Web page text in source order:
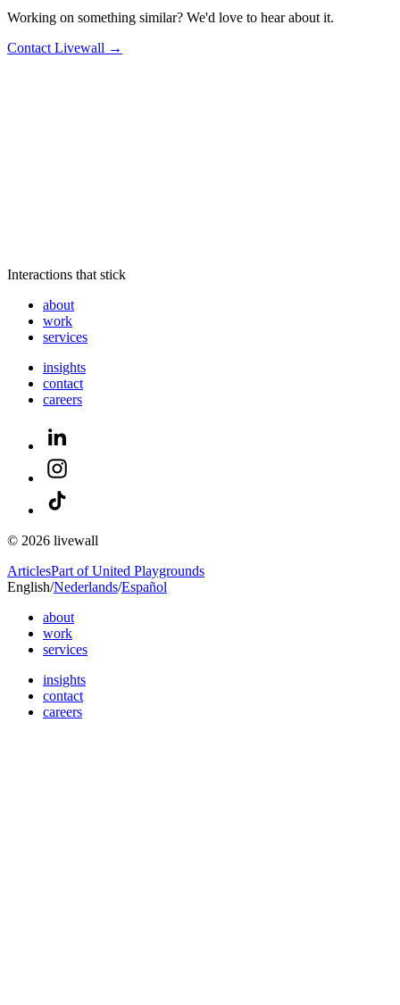
Working on something similar? We'd love to hear about it.
Contact Livewall →
Interactions that stick
about
work
services
insights
contact
careers
© 2026 livewall
ArticlesPart of United Playgrounds
English/Nederlands/Español
about
work
services
insights
contact
careers